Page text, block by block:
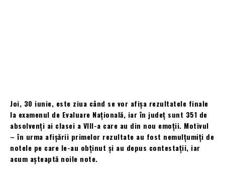
Joi, 30 iunie, este ziua când se vor afișa rezultatele finale
la examenul de Evaluare Națională, iar în județ sunt 351 de
absolvenți ai clasei a VIII-a care au din nou emoții. Motivul
– în urma afișării primelor rezultate au fost nemulțumiți de
notele pe care le-au obținut și au depus contestații, iar
acum așteaptă noile note.